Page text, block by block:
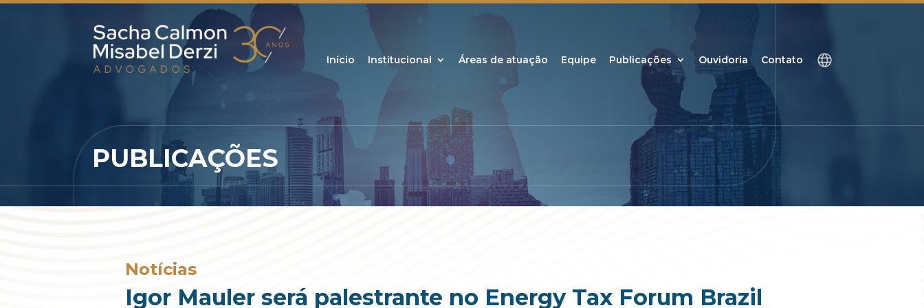
Início Institucional Áreas de atuação Equipe Publicações Ouvidoria Contato
PUBLICAÇÕES
Notícias
Igor Mauler será palestrante no Energy Tax Forum Brazil